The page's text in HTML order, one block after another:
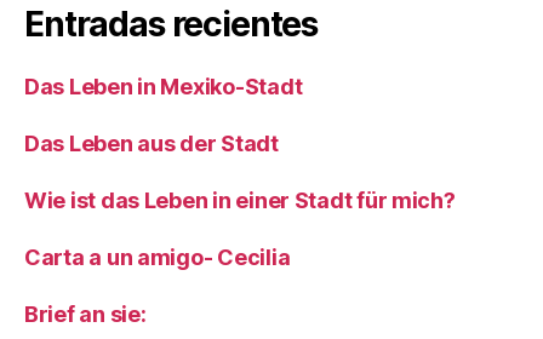
Entradas recientes
Das Leben in Mexiko-Stadt
Das Leben aus der Stadt
Wie ist das Leben in einer Stadt für mich?
Carta a un amigo- Cecilia
Brief an sie: